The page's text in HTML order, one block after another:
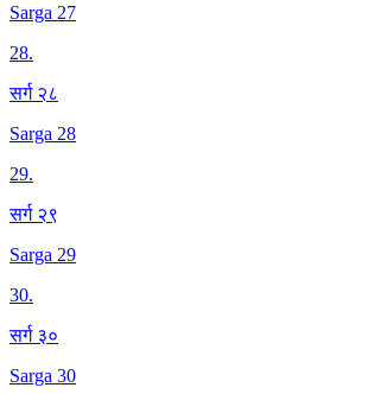
Sarga 27
28.
सर्ग २८
Sarga 28
29.
सर्ग २९
Sarga 29
30.
सर्ग ३०
Sarga 30